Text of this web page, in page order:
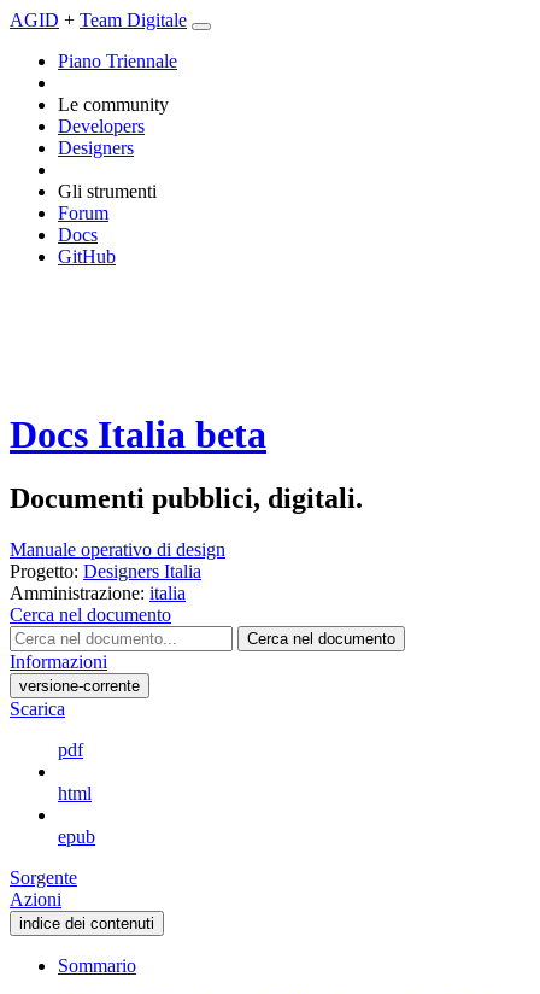
AGID + Team Digitale
Piano Triennale
Le community
Developers
Designers
Gli strumenti
Forum
Docs
GitHub
Docs Italia beta
Documenti pubblici, digitali.
Manuale operativo di design
Progetto: Designers Italia
Amministrazione: italia
Cerca nel documento
Cerca nel documento
Informazioni
versione-corrente
Scarica
pdf
html
epub
Sorgente
Azioni
indice dei contenuti
Sommario